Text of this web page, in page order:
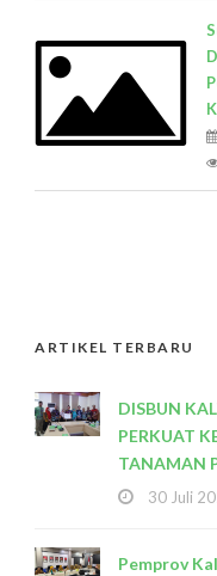
ARTIKEL TERBARU
DISBUN
PERKUAT
TANAMAN
30 Juli
Pemprov